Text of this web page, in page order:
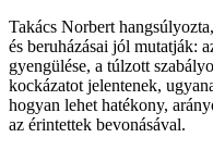
Takács Norbert
és beruházásai jól mutatják:
gyengülése, a túlzott
kockázatot jelentenek,
hogyan lehet hatékony,
az érintettek bevonásával.